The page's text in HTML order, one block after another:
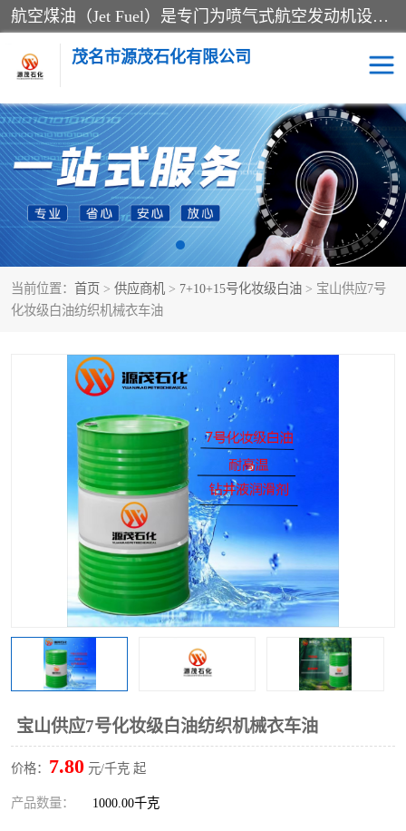
航空煤油（Jet Fuel）是专门为喷气式航空发动机设计的高纯度燃料，主要分为Jet A、Jet A-1和Jet B等类型。其特点是闪点高、低温流动性好，并添加了抗静电剂和抗氧化剂以确保飞行安全。航空煤油需
茂名市源茂石化有限公司
当前位置： 首页 > 供应商机 > 7+10+15号化妆级白油 > 宝山供应7号
化妆级白油纺织机械衣车油
宝山供应7号化妆级白油纺织机械衣车油
价格： 7.80 元/千克 起
产品数量： 1000.00千克
RP3航空煤油 D20+D30溶剂油
D40+D60溶剂油 D80+D100溶剂油
6号+120号溶剂油 260号溶剂油
异构烷烃 天然乳胶
26+32号化妆级白油 46+68号化妆级白油
2731溶剂油